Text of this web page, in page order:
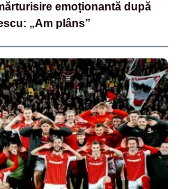
emoționantă după
„Am plâns”